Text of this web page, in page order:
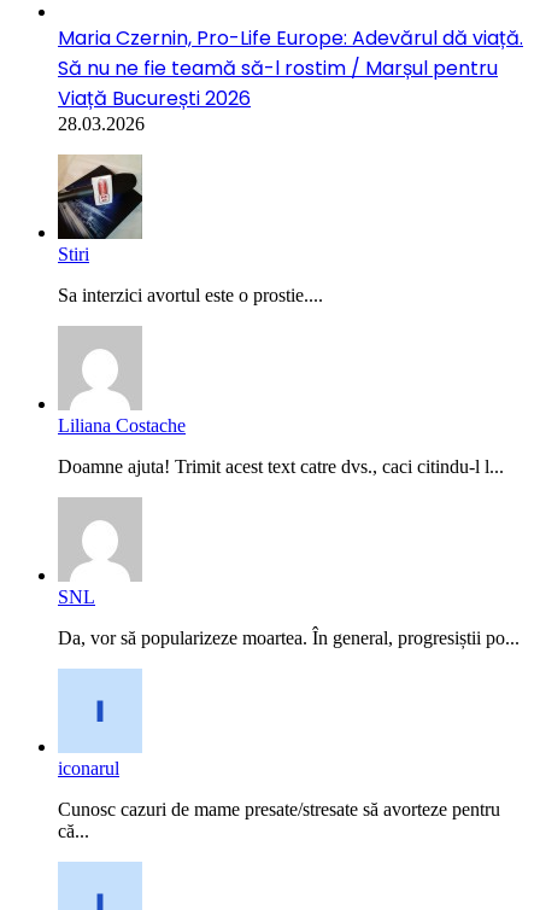
Maria Czernin, Pro-Life Europe: Adevărul dă viață.
Să nu ne fie teamă să-l rostim / Marșul pentru
Viață București 2026
28.03.2026
Stiri
Sa interzici avortul este o prostie....
Liliana Costache
Doamne ajuta! Trimit acest text catre dvs., caci citindu-l l...
SNL
Da, vor să popularizeze moartea. În general, progresiștii po...
iconarul
Cunosc cazuri de mame presate/stresate să avorteze pentru
că...